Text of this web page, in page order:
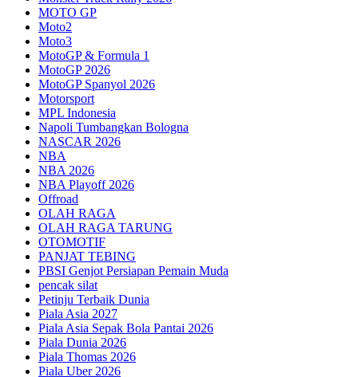
MOTO GP
Moto2
Moto3
MotoGP & Formula 1
MotoGP 2026
MotoGP Spanyol 2026
Motorsport
MPL Indonesia
Napoli Tumbangkan Bologna
NASCAR 2026
NBA
NBA 2026
NBA Playoff 2026
Offroad
OLAH RAGA
OLAH RAGA TARUNG
OTOMOTIF
PANJAT TEBING
PBSI Genjot Persiapan Pemain Muda
pencak silat
Petinju Terbaik Dunia
Piala Asia 2027
Piala Asia Sepak Bola Pantai 2026
Piala Dunia 2026
Piala Thomas 2026
Piala Uber 2026